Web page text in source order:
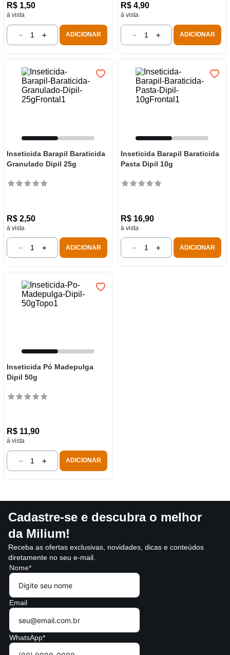
R$ 1,50
à vista
＋
－ ADICIONAR
R$ 4,90
à vista
＋
－ ADICIONAR
Inseticida Barapil Baraticida
Granulado Dipil 25g
R$ 2,50
à vista
＋
－ ADICIONAR
Inseticida Barapil Baraticida
Pasta Dipil 10g
R$ 16,90
à vista
＋
－ ADICIONAR
Inseticida Pó Madepulga
Dipil 50g
R$ 11,90
à vista
＋
－ ADICIONAR
Cadastre-se e descubra o melhor
da Milium!
Receba as ofertas exclusivas, novidades, dicas e conteúdos
diretamente no seu e-mail.
Nome*
Email
WhatsApp*